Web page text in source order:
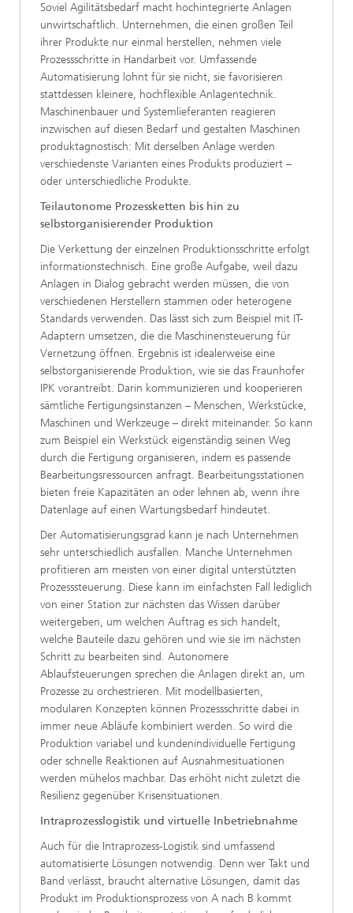
Soviel Agilitätsbedarf macht hochintegrierte Anlagen
unwirtschaftlich. Unternehmen, die einen großen Teil
ihrer Produkte nur einmal herstellen, nehmen viele
Prozessschritte in Handarbeit vor. Umfassende
Automatisierung lohnt für sie nicht, sie favorisieren
stattdessen kleinere, hochflexible Anlagentechnik.
Maschinenbauer und Systemlieferanten reagieren
inzwischen auf diesen Bedarf und gestalten Maschinen
produktagnostisch: Mit derselben Anlage werden
verschiedenste Varianten eines Produkts produziert –
oder unterschiedliche Produkte.
Teilautonome Prozessketten bis hin zu
selbstorganisierender Produktion
Die Verkettung der einzelnen Produktionsschritte erfolgt
informationstechnisch. Eine große Aufgabe, weil dazu
Anlagen in Dialog gebracht werden müssen, die von
verschie­denen Herstellern stammen oder heterogene
Standards verwenden. Das lässt sich zum Beispiel mit IT-
Adaptern umsetzen, die die Maschinensteuerung für
Vernetzung öffnen. Ergebnis ist idealerweise eine
selbstorganisierende Produktion, wie sie das Fraunhofer
IPK vorantreibt. Darin kommunizieren und kooperieren
sämtliche Fertigungsinstanzen – Menschen, Werkstücke,
Maschinen und Werkzeuge – direkt miteinander. So kann
zum Beispiel ein Werkstück eigenständig seinen Weg
durch die Fertigung organisieren, indem es passende
Bearbeitungsressourcen anfragt. Bearbeitungsstationen
bieten freie Kapazitäten an oder lehnen ab, wenn ihre
Datenlage auf einen Wartungsbedarf hindeutet.
Der Automatisierungsgrad kann je nach Unternehmen
sehr unterschiedlich ausfallen. Manche Unternehmen
profitieren am meisten von einer digital unterstützten
Prozesssteuerung. Diese kann im einfachsten Fall lediglich
von einer Station zur nächsten das Wissen darüber
weitergeben, um welchen Auftrag es sich handelt,
welche Bauteile dazu gehören und wie sie im nächsten
Schritt zu bearbeiten sind. Autonomere
Ablaufsteuerungen sprechen die Anlagen direkt an, um
Prozesse zu orchestrieren. Mit modell basierten,
modularen Konzepten können Prozessschritte dabei in
immer neue Abläufe kombiniert werden. So wird die
Produktion variabel und kundenindividuelle Fertigung
oder schnelle Reaktionen auf Ausnahmesituationen
werden mühelos machbar. Das erhöht nicht zuletzt die
Resilienz gegenüber Krisensituationen.
Intraprozesslogistik und virtuelle Inbetriebnahme
Auch für die Intraprozess-Logistik sind umfassend
automatisierte Lösungen notwendig. Denn wer Takt und
Band verlässt, braucht alternative Lösungen, damit das
Produkt im Produktionsprozess von A nach B kommt